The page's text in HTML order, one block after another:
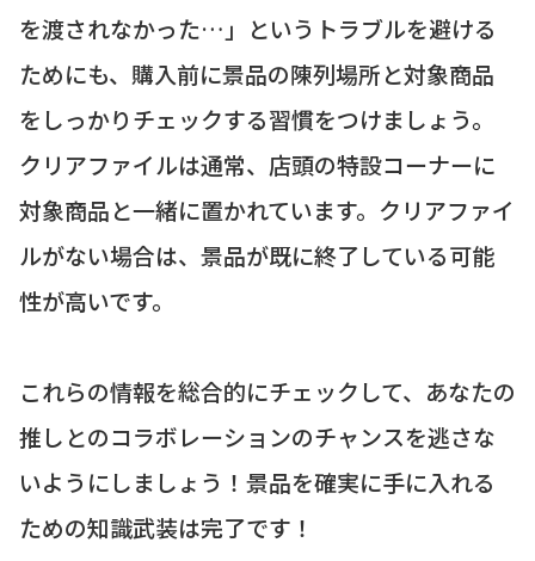
を渡されなかった…」というトラブルを避ける
ためにも、購入前に景品の陳列場所と対象商品
をしっかりチェックする習慣をつけましょう。
クリアファイルは通常、店頭の特設コーナーに
対象商品と一緒に置かれています。クリアファイ
ルがない場合は、景品が既に終了している可能
性が高いです。
これらの情報を総合的にチェックして、あなたの
推しとのコラボレーションのチャンスを逃さな
いようにしましょう！景品を確実に手に入れる
ための知識武装は完了です！